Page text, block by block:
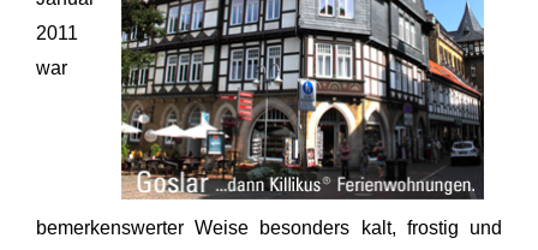
2011
war
bemerkenswerter Weise besonders kalt, frostig und